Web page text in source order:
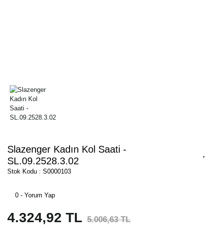
Slazenger Kadın Kol Saati -
SL.09.2528.3.02
Stok Kodu : S0000103
0 - Yorum Yap
4.324,92 TL 5.006,63 TL